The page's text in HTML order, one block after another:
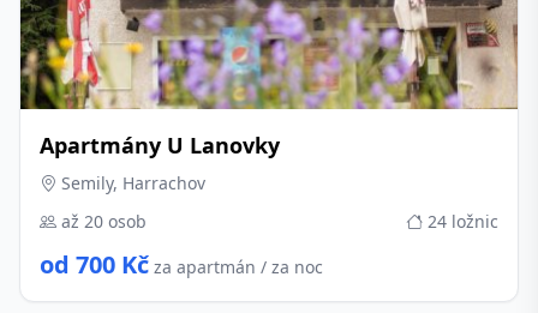
Apartmány U Lanovky
Semily, Harrachov
až 20 osob
24 ložnic
od 700 Kč za apartmán / za noc